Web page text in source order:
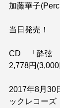
加藤華子
当日発売！
CD　「酔弦
2,778円
2017年8月30
ックレコーズ